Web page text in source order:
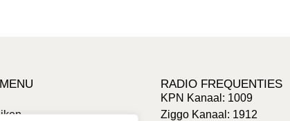
RADIO FREQUENTIES
KPN Kanaal: 1009
Ziggo Kanaal: 1912